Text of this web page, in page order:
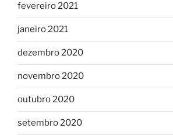
fevereiro 2021
janeiro 2021
dezembro 2020
novembro 2020
outubro 2020
setembro 2020